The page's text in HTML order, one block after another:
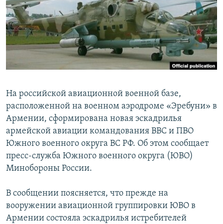
Հայերեն
English
Русский
На российской авиационной военной базе,
расположенной на военном аэродроме «Эребуни» в
Армении, сформирована новая эскадрилья
армейской авиации командования ВВС и ПВО
Южного военного округа ВС РФ. Об этом сообщает
пресс-служба Южного военного округа (ЮВО)
Минобороны России.
В сообщении поясняется, что прежде на
вооружении авиационной группировки ЮВО в
Армении состояла эскадрилья истребителей